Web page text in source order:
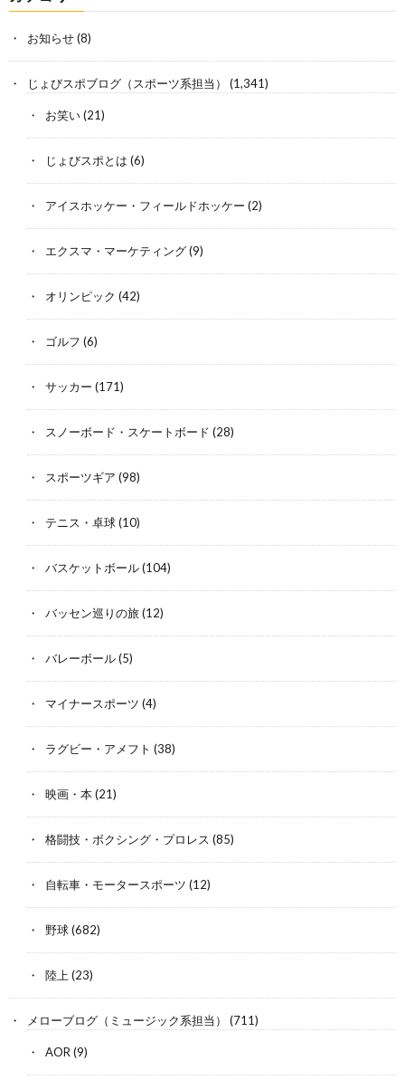
お知らせ(8)
じょびスポブログ（スポーツ系担当） (1,341)
お笑い(21)
じょびスポとは (6)
アイスホッケー・フィールドホッケー (2)
エクスマ・マーケティング(9)
オリンピック (42)
ゴルフ (6)
サッカー (171)
スノーボード・スケートボード (28)
スポーツギア (98)
テニス・卓球(10)
バスケットボール(104)
バッセン巡りの旅(12)
バレーボール(5)
マイナースポーツ (4)
ラグビー・アメフト (38)
映画・本(21)
格闘技・ボクシング・プロレス (85)
自転車・モータースポーツ (12)
野球(682)
陸上(23)
メローブログ（ミュージック系担当） (711)
AOR(9)